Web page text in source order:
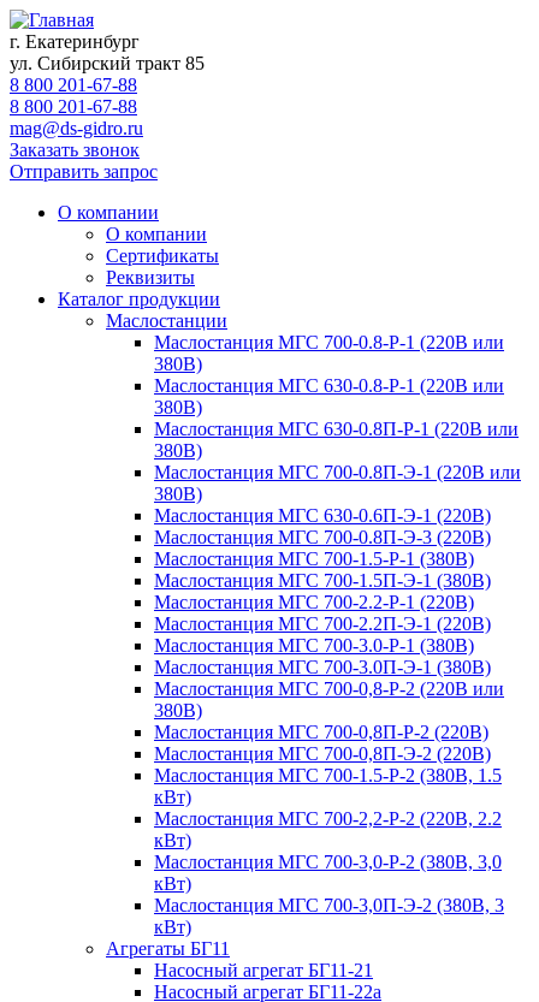
г. Екатеринбург
ул. Сибирский тракт 85
8 800 201-67-88
8 800 201-67-88
mag@ds-gidro.ru
Заказать звонок
Отправить запрос
О компании
О компании
Сертификаты
Реквизиты
Каталог продукции
Маслостанции
Маслостанция МГС 700-0.8-Р-1 (220В или
380В)
Маслостанция МГС 630-0.8-Р-1 (220В или
380В)
Маслостанция МГС 630-0.8П-Р-1 (220В или
380В)
Маслостанция МГС 700-0.8П-Э-1 (220В или
380В)
Маслостанция МГС 630-0.6П-Э-1 (220В)
Маслостанция МГС 700-0.8П-Э-3 (220В)
Маслостанция МГС 700-1.5-Р-1 (380В)
Маслостанция МГС 700-1.5П-Э-1 (380В)
Маслостанция МГС 700-2.2-Р-1 (220В)
Маслостанция МГС 700-2.2П-Э-1 (220В)
Маслостанция МГС 700-3.0-Р-1 (380В)
Маслостанция МГС 700-3.0П-Э-1 (380В)
Маслостанция МГС 700-0,8-Р-2 (220В или
380В)
Маслостанция МГС 700-0,8П-Р-2 (220В)
Маслостанция МГС 700-0,8П-Э-2 (220В)
Маслостанция МГС 700-1.5-Р-2 (380В, 1.5
кВт)
Маслостанция МГС 700-2,2-Р-2 (220В, 2.2
кВт)
Маслостанция МГС 700-3,0-Р-2 (380В, 3,0
кВт)
Маслостанция МГС 700-3,0П-Э-2 (380В, 3
кВт)
Агрегаты БГ11
Насосный агрегат БГ11-21
Насосный агрегат БГ11-22а